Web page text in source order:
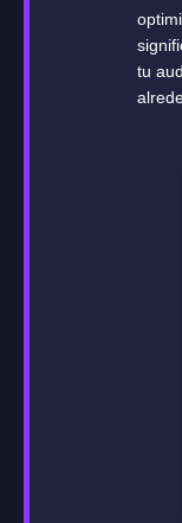
tu